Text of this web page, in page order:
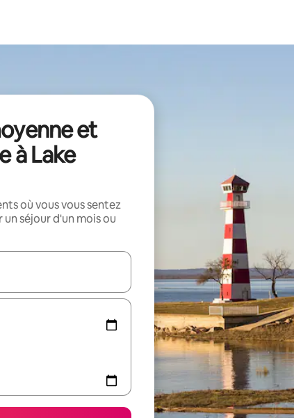
et
à Lake
où vous vous sentez
séjour d'un mois ou
utilisez les flèches vers le haut et vers le bas pour les